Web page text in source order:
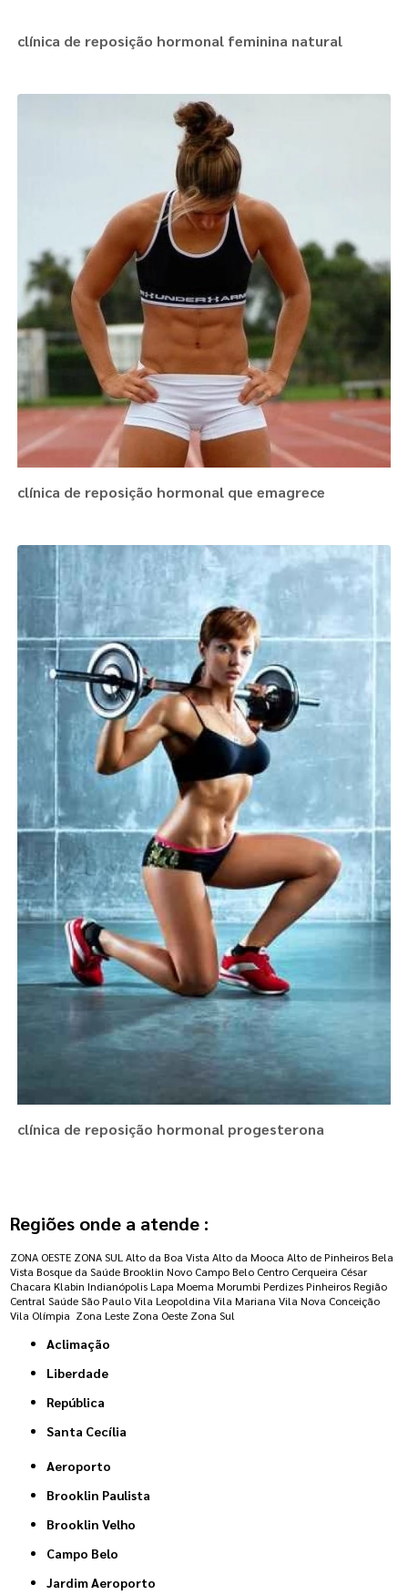
clínica de reposição hormonal feminina natural
clínica de reposição hormonal que emagrece
clínica de reposição hormonal progesterona
Regiões onde a atende :
ZONA OESTE ZONA SUL Alto da Boa Vista Alto da Mooca Alto de Pinheiros Bela
Vista Bosque da Saúde Brooklin Novo Campo Belo Centro Cerqueira César
Chacara Klabin Indianópolis Lapa Moema Morumbi Perdizes Pinheiros Região
Central Saúde São Paulo Vila Leopoldina Vila Mariana Vila Nova Conceição
Vila Olímpia Zona Leste Zona Oeste Zona Sul
Aclimação
Liberdade
República
Santa Cecília
Aeroporto
Brooklin Paulista
Brooklin Velho
Campo Belo
Jardim Aeroporto